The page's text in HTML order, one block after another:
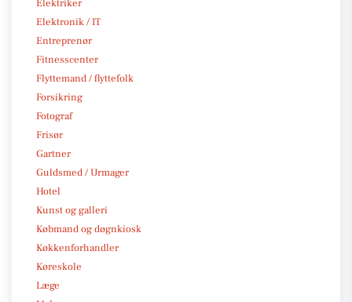
Elektriker
Elektronik / IT
Entreprenør
Fitnesscenter
Flyttemand / flyttefolk
Forsikring
Fotograf
Frisør
Gartner
Guldsmed / Urmager
Hotel
Kunst og galleri
Købmand og døgnkiosk
Køkkenforhandler
Køreskole
Læge